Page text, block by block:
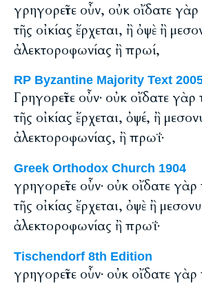
γρηγορεῖτε οὖν, οὐκ οἴδατε
τῆς οἰκίας ἔρχεται, ἢ ὀψὲ ἢ
ἀλεκτοροφωνίας ἢ πρωί,
RP Byzantine Majority Text
Γρηγορεῖτε οὖν· οὐκ οἴδατε
τῆς οἰκίας ἔρχεται, ὀψέ, ἢ
ἀλεκτοροφωνίας, ἢ πρωΐ·
Greek Orthodox Church 1904
γρηγορεῖτε οὖν· οὐκ οἴδατε
τῆς οἰκίας ἔρχεται, ὀψὲ ἢ
ἀλεκτοροφωνίας ἢ πρωΐ·
Tischendorf 8th Edition
γρηγορεῖτε οὖν· οὐκ οἴδατε